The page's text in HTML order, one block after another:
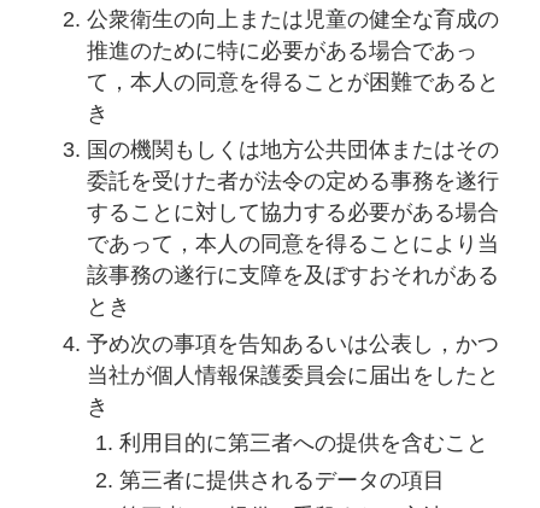
公衆衛生の向上または児童の健全な育成の
推進のために特に必要がある場合であっ
て，本人の同意を得ることが困難であると
き
国の機関もしくは地方公共団体またはその
委託を受けた者が法令の定める事務を遂行
することに対して協力する必要がある場合
であって，本人の同意を得ることにより当
該事務の遂行に支障を及ぼすおそれがある
とき
予め次の事項を告知あるいは公表し，かつ
当社が個人情報保護委員会に届出をしたと
き
利用目的に第三者への提供を含むこと
第三者に提供されるデータの項目